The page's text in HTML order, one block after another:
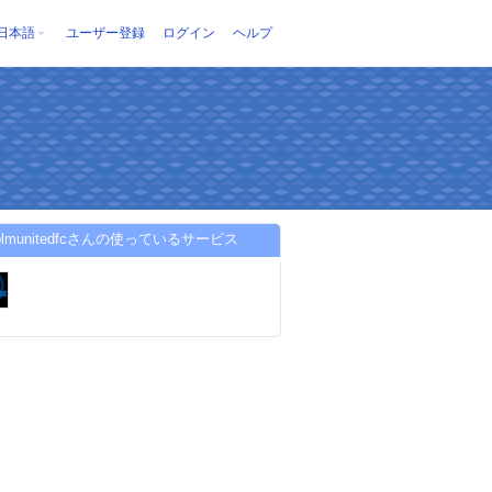
本語 ユーザー登録 ログイン ヘルプ
さんの使っているサービス